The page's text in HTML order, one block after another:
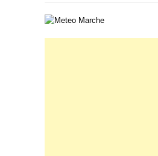
Carta meteorologica delle Marche